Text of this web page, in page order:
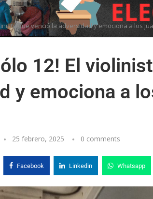
que venció la adversidad y emociona a los
12! El
y emociona a
25 febrero, 2025 0 comments
Facebook Linkedin Whatsapp